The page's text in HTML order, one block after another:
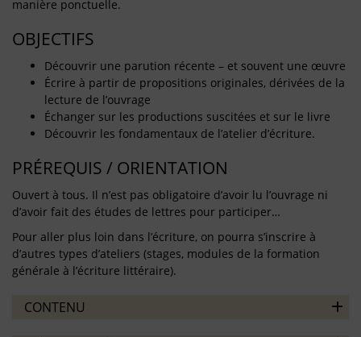
manière ponctuelle.
OBJECTIFS
Découvrir une parution récente – et souvent une œuvre
Écrire à partir de propositions originales, dérivées de la
lecture de l’ouvrage
Échanger sur les productions suscitées et sur le livre
Découvrir les fondamentaux de l’atelier d’écriture.
PRÉREQUIS / ORIENTATION
Ouvert à tous. Il n’est pas obligatoire d’avoir lu l’ouvrage ni
d’avoir fait des études de lettres pour participer…
Pour aller plus loin dans l’écriture, on pourra s’inscrire à
d’autres types d’ateliers (stages, modules de la formation
générale à l’écriture littéraire).
CONTENU